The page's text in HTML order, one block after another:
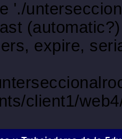
'./
expire,
client1/